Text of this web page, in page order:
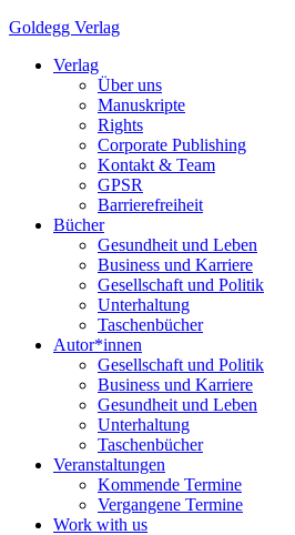
Goldegg Verlag
Verlag
Über uns
Manuskripte
Rights
Corporate Publishing
Kontakt & Team
GPSR
Barrierefreiheit
Bücher
Gesundheit und Leben
Business und Karriere
Gesellschaft und Politik
Unterhaltung
Taschenbücher
Autor*innen
Gesellschaft und Politik
Business und Karriere
Gesundheit und Leben
Unterhaltung
Taschenbücher
Veranstaltungen
Kommende Termine
Vergangene Termine
Work with us